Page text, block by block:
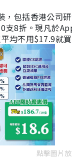
，包括香港公
支8折。現凡於
均不用$17.9就
點擊圖片